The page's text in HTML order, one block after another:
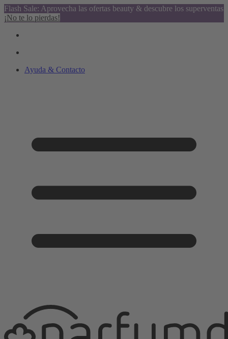
Flash Sale: Aprovecha las ofertas beauty & descubre los superventas
¡No te lo pierdas!
Ayuda & Contacto